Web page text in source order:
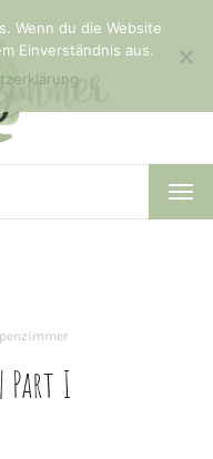
Part I
Wenn du die Website
Einverständnis aus.